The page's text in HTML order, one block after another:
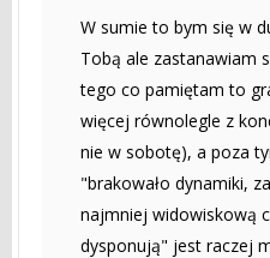
W sumie to bym się w
Tobą ale zastanawiam
tego co pamiętam to
więcej równolegle z
nie w sobotę), a poza
"brakowało dynamiki,
najmniej widowiskową
dysponują" jest raczej